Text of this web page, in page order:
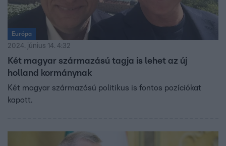
Európa
2024. június 14. 4:32
Két magyar származású tagja is lehet az új
holland kormánynak
Két magyar származású politikus is fontos pozíciókat
kapott.